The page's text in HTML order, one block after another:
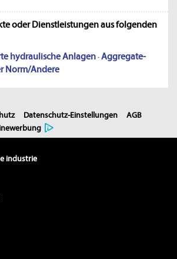
oder Dienstleistungen aus folgenden
hydraulische Anlagen·Aggregate-
Norm/Andere
Datenschutz-Einstellungen
AGB
industrie